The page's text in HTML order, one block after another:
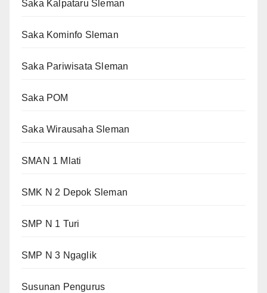
Saka Kalpataru Sleman
Saka Kominfo Sleman
Saka Pariwisata Sleman
Saka POM
Saka Wirausaha Sleman
SMAN 1 Mlati
SMK N 2 Depok Sleman
SMP N 1 Turi
SMP N 3 Ngaglik
Susunan Pengurus